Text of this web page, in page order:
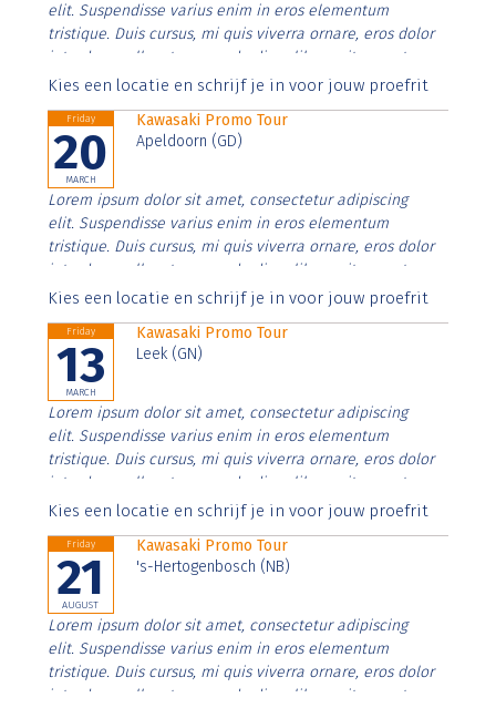
elit. Suspendisse varius enim in eros elementum
tristique. Duis cursus, mi quis viverra ornare, eros dolor
interdum nulla, ut commodo diam libero vitae erat.
Aenean faucibus nibh et justo cursus id rutrum lorem
Kies een locatie en schrijf je in voor jouw proefrit
Friday
20
MARCH
Kawasaki Promo Tour
Apeldoorn (GD)
Lorem ipsum dolor sit amet, consectetur adipiscing
elit. Suspendisse varius enim in eros elementum
tristique. Duis cursus, mi quis viverra ornare, eros dolor
interdum nulla, ut commodo diam libero vitae erat.
Aenean faucibus nibh et justo cursus id rutrum lorem
Kies een locatie en schrijf je in voor jouw proefrit
Friday
13
MARCH
Kawasaki Promo Tour
Leek (GN)
Lorem ipsum dolor sit amet, consectetur adipiscing
elit. Suspendisse varius enim in eros elementum
tristique. Duis cursus, mi quis viverra ornare, eros dolor
interdum nulla, ut commodo diam libero vitae erat.
Aenean faucibus nibh et justo cursus id rutrum lorem
Kies een locatie en schrijf je in voor jouw proefrit
Friday
21
AUGUST
Kawasaki Promo Tour
's-Hertogenbosch (NB)
Lorem ipsum dolor sit amet, consectetur adipiscing
elit. Suspendisse varius enim in eros elementum
tristique. Duis cursus, mi quis viverra ornare, eros dolor
interdum nulla, ut commodo diam libero vitae erat.